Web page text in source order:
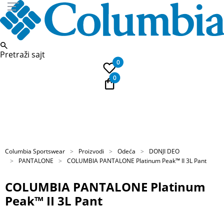
Pretraži sajt
0
0
Columbia Sportswear Proizvodi Odeća
DONJI DEO
PANTALONE
COLUMBIA PANTALONE Platinum Peak™ II 3L Pant
COLUMBIA PANTALONE Platinum
Peak™ II 3L Pant